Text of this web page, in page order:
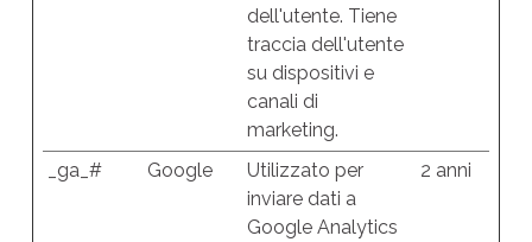
dell'utente. Tiene
traccia dell'utente
su dispositivi e
canali di
marketing.
_ga_# Google
Utilizzato per
inviare dati a
Google Analytics
2 anni